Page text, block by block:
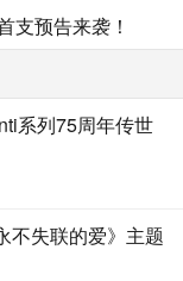
长期深耕的专业、
的梦想、更或许
意识传达，在520
，与一般的520营
心智。
支预告来袭！
系列75周年传世
不失联的爱》主题